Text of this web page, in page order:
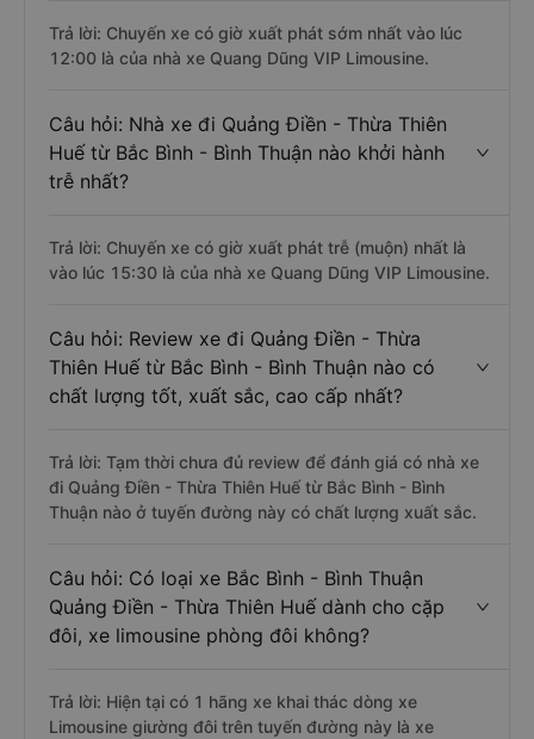
Trả lời: Chuyến xe có giờ xuất phát sớm nhất vào lúc
12:00 là của nhà xe Quang Dũng VIP Limousine.
Câu hỏi: Nhà xe đi Quảng Điền - Thừa Thiên
Huế từ Bắc Bình - Bình Thuận nào khởi hành
trễ nhất?
Trả lời: Chuyến xe có giờ xuất phát trễ (muộn) nhất là
vào lúc 15:30 là của nhà xe Quang Dũng VIP Limousine.
Câu hỏi: Review xe đi Quảng Điền - Thừa
Thiên Huế từ Bắc Bình - Bình Thuận nào có
chất lượng tốt, xuất sắc, cao cấp nhất?
Trả lời: Tạm thời chưa đủ review để đánh giá có nhà xe
đi Quảng Điền - Thừa Thiên Huế từ Bắc Bình - Bình
Thuận nào ở tuyến đường này có chất lượng xuất sắc.
Câu hỏi: Có loại xe Bắc Bình - Bình Thuận
Quảng Điền - Thừa Thiên Huế dành cho cặp
đôi, xe limousine phòng đôi không?
Trả lời: Hiện tại có 1 hãng xe khai thác dòng xe
Limousine giường đôi trên tuyến đường này là xe